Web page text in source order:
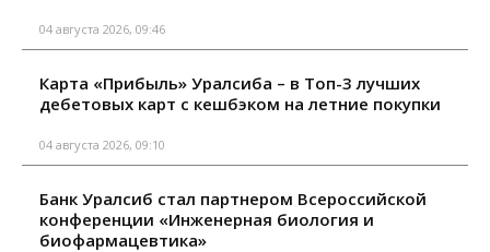
04 августа 2026, 09:46
Карта «Прибыль» Уралсиба – в Топ-3 лучших
дебетовых карт с кешбэком на летние покупки
04 августа 2026, 09:10
Банк Уралсиб стал партнером Всероссийской
конференции «Инженерная биология и
биофармацевтика»